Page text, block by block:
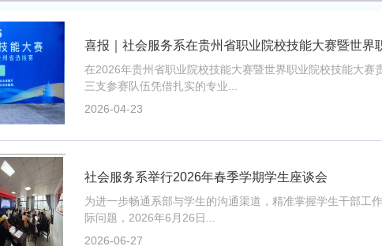
在2026年贵州省职业院校技能大赛暨世界职业院校技能大赛
三支参赛队伍凭借扎实的专业...
2026-04-23
社会服务系举行2026年春季学期学生座谈会
为进一步畅通系部与学生的沟通渠道，精准掌握学生干部工
际问题，2026年6月26日...
2026-06-27